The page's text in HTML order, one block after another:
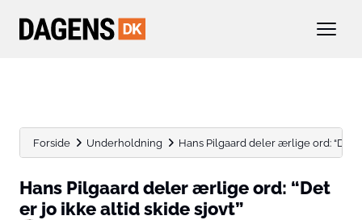
Forside Underholdning Hans Pilgaard deler ærlige ord: “Det
Hans Pilgaard deler ærlige ord: “Det
er jo ikke altid skide sjovt”